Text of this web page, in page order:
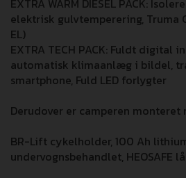
EXTRA WARM DIESEL PACK:
elektrisk gulvtemperering, Truma
EL)
EXTRA TECH PACK: Fuldt digital
automatisk klimaanlæg i bildel,
smartphone, Fuld LED forlygter
Derudover er camperen
BR-Lift cykelholder, 100 Ah
undervognsbehandlet, HEOSAFE